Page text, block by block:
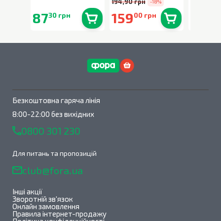
8730 грн
-18%
15900 грн
Безкоштовна гаряча лінія
8:00-22:00 без вихідних
0800 301 230
Для питань та пропозицій
club@fora.ua
Інші акції
Зворотній зв'язок
Онлайн замовлення
Правила інтернет-продажу